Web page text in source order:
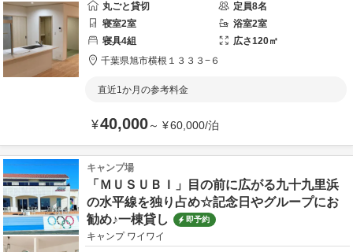
丸ごと貸切
定員8名
寝室2室 浴室2室
寝具4組 広さ120㎡
千葉県旭市横根１３３３−６
直近1か月の参考料金
¥40,000～ ¥60,000/泊
キャンプ場
「ＭＵＳＵＢＩ」目の前に広がる九十九里浜
の水平線を独り占め☆記念日やグループにお
勧め♪一棟貸し
即予約
キャンプ ワイワイ